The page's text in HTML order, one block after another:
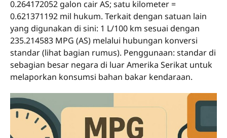
0.264172052 galon cair AS; satu kilometer =
0.621371192 mil hukum. Terkait dengan satuan lain
yang digunakan di sini: 1 L/100 km sesuai dengan
235.214583 MPG (AS) melalui hubungan konversi
standar (lihat bagian rumus). Penggunaan: standar di
sebagian besar negara di luar Amerika Serikat untuk
melaporkan konsumsi bahan bakar kendaraan.